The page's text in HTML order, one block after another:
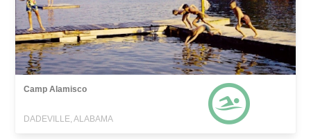
Camp Alamisco
DADEVILLE, ALABAMA